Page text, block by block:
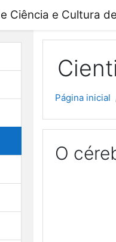
Ciência e Cultura
Página inicial
O